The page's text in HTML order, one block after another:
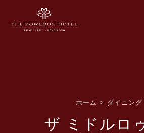
ホーム > ダイニング
ザ ミドルロ